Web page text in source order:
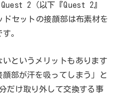
2（以下『Quest 2』
ドセットの接顔部は布素材を
。
というメリットもあります
部が汗を吸ってしまう」と
だけ取り外して交換する事